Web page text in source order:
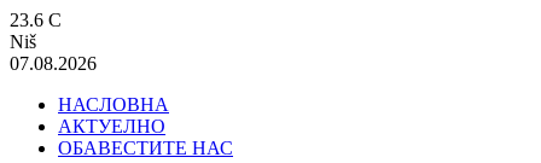
23.6 C
Niš
07.08.2026
НАСЛОВНА
АКТУЕЛНО
ОБАВЕСТИТЕ НАС